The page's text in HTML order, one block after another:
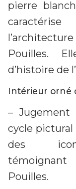
pierre
Pouilles.
d’histoire de
Intérieur orné
– Jugement
cycle
des
Pouilles.